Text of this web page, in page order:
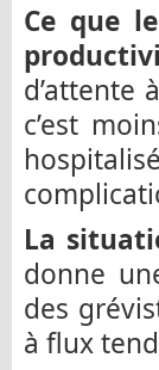
Ce que
d’attente
c’est
La
donne
des
à flux